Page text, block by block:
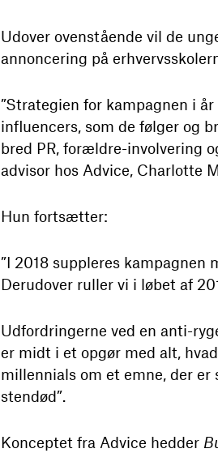
Udover ovenstående vil de
annoncering på
”Strategien for kampagnen i
influencers, som de følger og
bred PR, forældre-involvering
advisor hos Advice, Charlotte
Hun fortsætter:
”I 2018 suppleres kampagnen
Derudover ruller vi i løbet af
Udfordringerne ved en anti-
er midt i et opgør med alt,
millennials om et emne, der er
stendød”.
Konceptet fra Advice hedder